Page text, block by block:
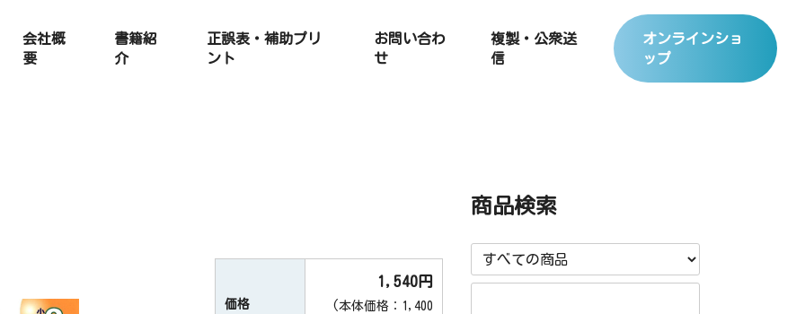
会社概
要
書籍紹
介
正誤表・補助プリ
ント
お問い合わ
せ
複製・公衆送
信
オンラインショ
ップ
価格
1,540円
(本体価格：1,400
商品検索